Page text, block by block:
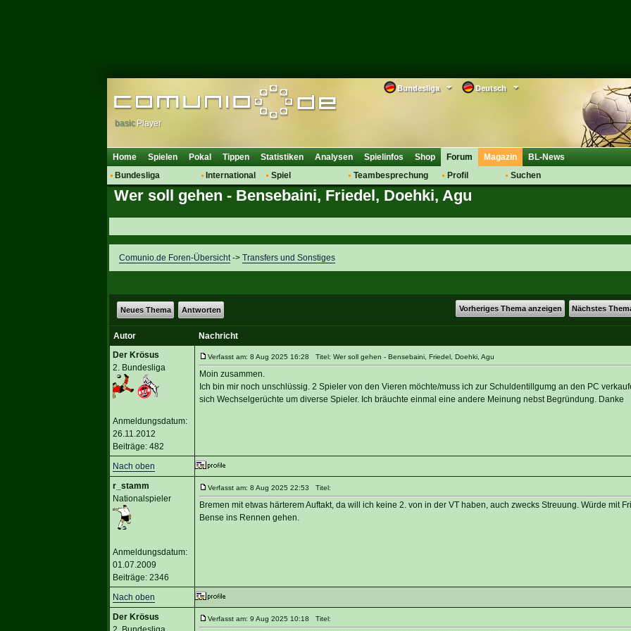
Deutsch
Bundesliga
basic Player
Home Spielen Pokal Tippen Statistiken Analysen Spielinfos Shop
Forum
Bundesliga
Hot News
Vereinsdiskussion
Vereinsfragen
International
Vereine
Spiel
Regeln & Tipps
Teambesprechung
Bewertungen
Saisonübergang
Profil
Anmelden
Suchen
Magazin BL-News
Wer soll gehen - Bensebaini, Friedel, Doehki, Agu
Comunio.de Foren-Übersicht-> Transfers und Sonstiges
Vorheriges Thema anzeigen Nächstes
Neues Thema Antworten
Autor
Nachricht
Der Krösus
2. Bundesliga
Anmeldungsdatum:
26.11.2012
Beiträge: 482
Verfasst am: 8 Aug 2025 16:28 Titel: Wer soll gehen - Bensebaini, Friedel, Doehki, Agu
Moin zusammen.
Ich bin mir noch unschlüssig. 2 Spieler von den Vieren möchte/muss ich zur Schuldentillgumg an den PC
sich Wechselgerüchte um diverse Spieler. Ich bräuchte einmal eine andere Meinung nebst Begründung. Danke
Nach oben
r_stamm
Nationalspieler
Anmeldungsdatum:
01.07.2009
Beiträge: 2346
Verfasst am: 8 Aug 2025 22:53 Titel:
Bremen mit etwas härterem Auftakt, da will ich keine 2. von in der VT haben, auch zwecks Streuung. Würde mit
Bense ins Rennen gehen.
Nach oben
Der Krösus
Verfasst am: 9 Aug 2025 10:18 Titel: